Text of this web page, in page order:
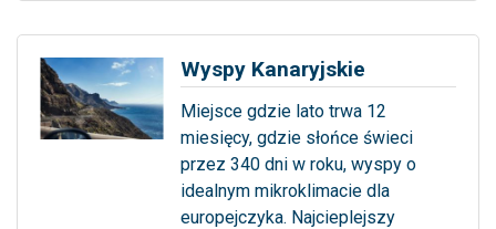
Wyspy Kanaryjskie
Miejsce gdzie lato trwa 12
miesięcy, gdzie słońce świeci
przez 340 dni w roku, wyspy o
idealnym mikroklimacie dla
europejczyka. Najcieplejszy